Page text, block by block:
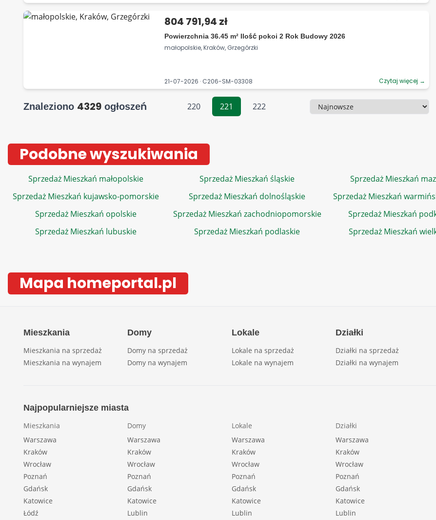
804 791,94 zł
Powierzchnia 36.45 m² Ilość pokoi 2 Rok Budowy 2026
małopolskie, Kraków, Grzegórzki
21-07-2026 · C206-SM-03308 Czytaj więcej →
Znaleziono 4329 ogłoszeń 220 221 222 Sortowanie
Podobne wyszukiwania
Sprzedaż Mieszkań małopolskie Sprzedaż Mieszkań śląskie Sprzedaż Mieszkań
Sprzedaż Mieszkań kujawsko-pomorskie
Sprzedaż Mieszkań dolnośląskie Sprzedaż Mieszkań
Sprzedaż Mieszkań opolskie
Sprzedaż Mieszkań zachodniopomorskie Sprzedaż Mieszkań
Sprzedaż Mieszkań lubuskie
Sprzedaż Mieszkań podlaskie Sprzedaż Mieszkań
Mapa homeportal.pl
Mieszkania
Mieszkania na sprzedaż
Mieszkania na wynajem
Domy
Domy na sprzedaż
Domy na wynajem
Lokale
Lokale na sprzedaż
Lokale na wynajem
Działki
Działki na sprzedaż
Działki na wynajem
Najpopularniejsze miasta
Mieszkania
Warszawa
Kraków
Wrocław
Poznań
Gdańsk
Katowice
Łódź
Domy
Warszawa
Kraków
Wrocław
Poznań
Gdańsk
Katowice
Lublin
Lokale
Warszawa
Kraków
Wrocław
Poznań
Gdańsk
Katowice
Lublin
Działki
Warszawa
Kraków
Wrocław
Poznań
Gdańsk
Katowice
Lublin